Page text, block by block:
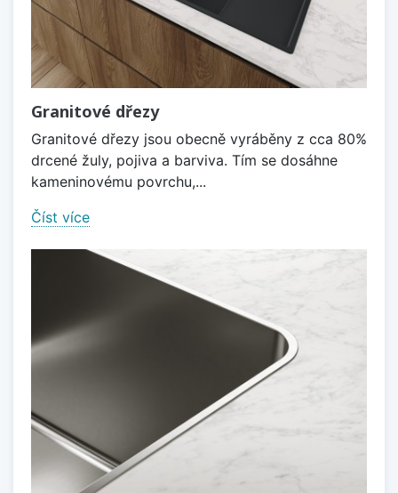
Granitové dřezy
Granitové dřezy jsou obecně vyráběny z cca 80%
drcené žuly, pojiva a barviva. Tím se dosáhne
kameninovému povrchu,...
Číst více